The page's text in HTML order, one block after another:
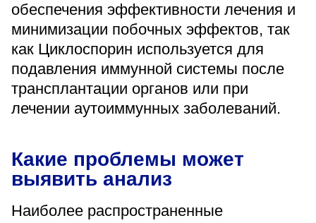
Адрес
399000, г. Липецк, Плехановское лесничество,
Ленинский лесхоз, квартал 67
Понедельник — четверг
08:00–16:45
перерыв 12:00–12:30
Пятница
08:00–15:45
+7 (4742) 72-73-31
обеспечения эффективности лечения и
минимизации побочных эффектов, так
как Циклоспорин используется для
подавления иммунной системы после
трансплантации органов или при
лечении аутоиммунных заболеваний.
Какие проблемы может
выявить анализ
Наиболее распространенные